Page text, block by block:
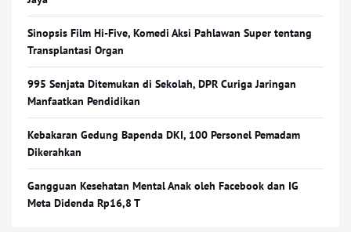
Sinopsis Film Hi-Five, Komedi Aksi Pahlawan Super tentang
Transplantasi Organ
995 Senjata Ditemukan di Sekolah, DPR Curiga Jaringan
Manfaatkan Pendidikan
Kebakaran Gedung Bapenda DKI, 100 Personel Pemadam
Dikerahkan
Gangguan Kesehatan Mental Anak oleh Facebook dan IG
Meta Didenda Rp16,8 T